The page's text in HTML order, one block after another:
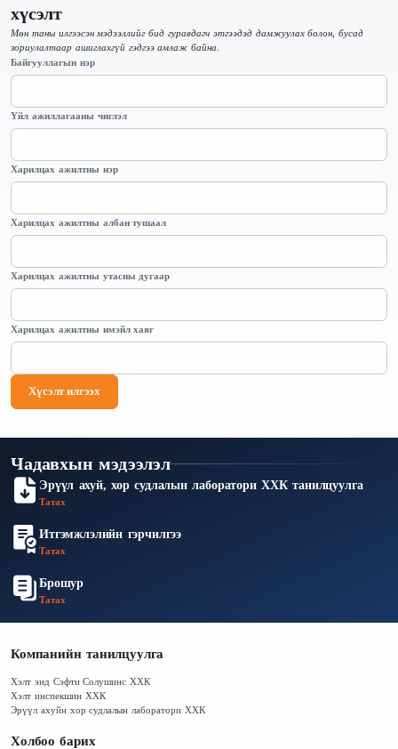
хүсэлт
Мөн таны илгээсэн мэдээллийг бид гуравдагч этгээдэд дамжуулах болон, бусад
зориулалтаар ашиглахгүй гэдгээ амлаж байна.
Байгууллагын нэр
Үйл ажиллагааны чиглэл
Харилцах ажилтны нэр
Харилцах ажилтны албан тушаал
Харилцах ажилтны утасны дугаар
Харилцах ажилтны имэйл хаяг
Хүсэлт илгээх
Чадавхын мэдээлэл
Эрүүл ахуй, хор судлалын лаборатори ХХК танилцуулга
Татах
Итгэмжлэлийн гэрчилгээ
Татах
Брошур
Татах
Компанийн танилцуулга
Хэлт энд Сэфти Солушинс ХХК
Хэлт инспекшин ХХК
Эрүүл ахуйн хор судлалын лаборатори ХХК
Холбоо барих